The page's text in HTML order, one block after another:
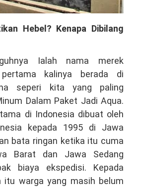
Hebel? Kenapa Dibilang
Ialah nama merek
kalinya berada di
seperi kita yang paling
Dalam Paket Jadi Aqua.
di Indonesia dibuat oleh
kepada 1995 di Jawa
bata ringan ketika itu cuma
Barat dan Jawa Sedang
biaya ekspedisi. Kepada
itu warga yang masih belum